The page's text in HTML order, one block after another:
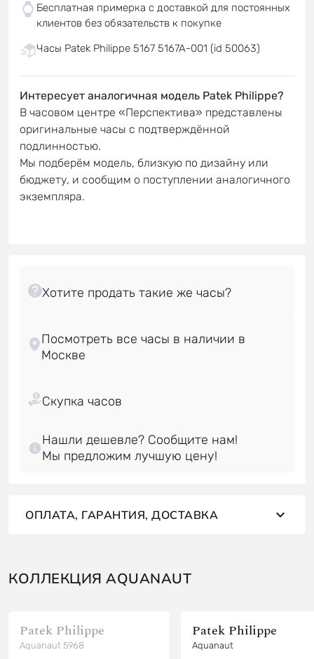
Бесплатная примерка с доставкой для постоянных
клиентов без обязательств к покупке
Часы Patek Philippe 5167 5167A-001 (id 50063)
Интересует аналогичная модель Patek Philippe?
В часовом центре «Перспектива» представлены
оригинальные часы с подтверждённой
подлинностью.
Мы подберём модель, близкую по дизайну или
бюджету, и сообщим о поступлении аналогичного
экземпляра.
Посмотреть все часы в наличии в
Нашли дешевле? Сообщите нам!
Мы предложим лучшую цену!
ОПЛАТА, ГАРАНТИЯ, ДОСТАВКА
КОЛЛЕКЦИЯ AQUANAUT
Patek Philippe
Aquanaut 5968
Patek Philippe
Aquanaut